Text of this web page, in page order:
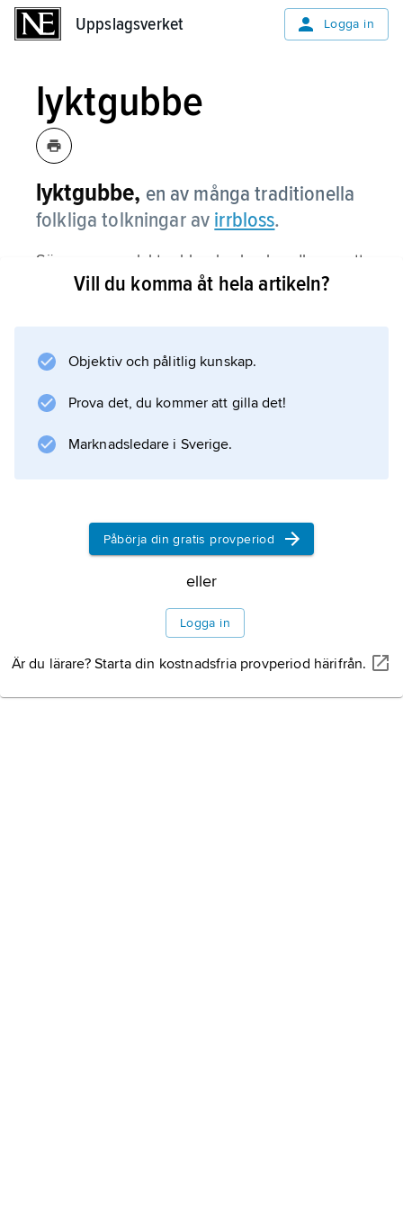
Uppslagsverket Logga in
lyktgubbe
lyktgubbe, en av många traditionella
folkliga tolkningar av irrbloss.
Sägnerna om lyktgubbar brukar handla om att
han hjälper en vilsegången hem efter att ha
myntet i t.ex. sin vedtrave, som nästa morgon
Vill du komma åt hela artikeln?
Objektiv och pålitlig kunskap.
Prova det, du kommer att gilla det!
Marknadsledare i Sverige.
Påbörja din gratis provperiod
eller
Logga in
Är du lärare? Starta din kostnadsfria provperiod härifrån.